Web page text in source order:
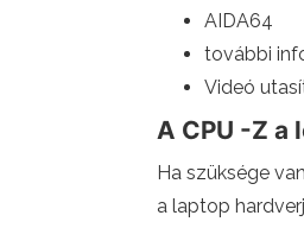
AIDA64
további
Videó
A CPU -Z a
Ha szüksége
a laptop